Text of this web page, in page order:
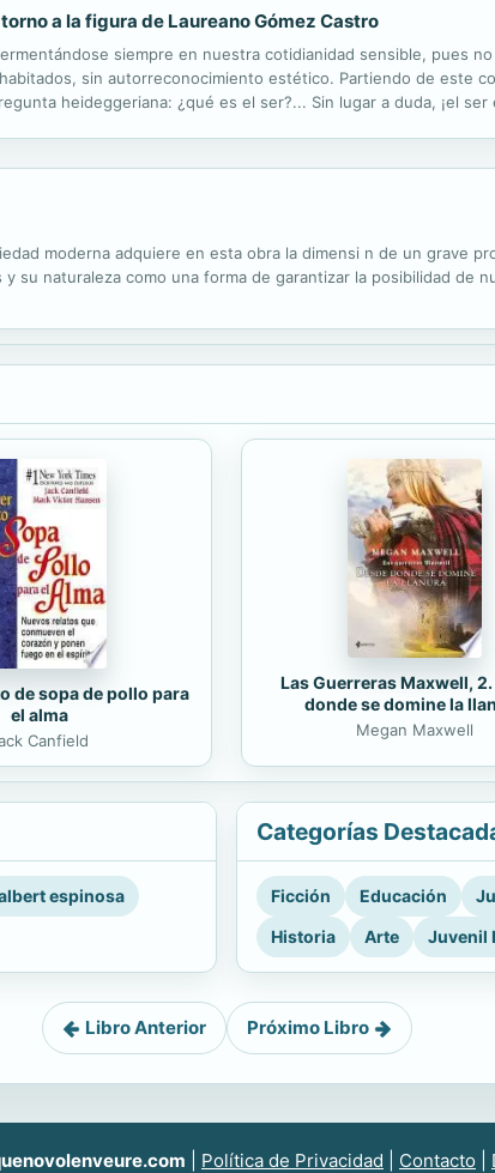
a la figura de Laureano Gómez Castro
siempre en nuestra cotidianidad sensible, pues
sin autorreconocimiento estético. Partiendo de este
heideggeriana: ¿qué es el ser?... Sin lugar a duda, ¡el
moderna adquiere en esta obra la dimensi n de un grave
su naturaleza como una forma de garantizar la posibilidad de
de sopa de pollo para
el alma
Canfield
Las Guerreras Maxwell, 2.
donde se domine la
Megan Maxwell
espinosa
Categorías
Ficción Educación
Historia
Arte Juvenil
Libro Anterior Próximo Libro
Política de Privacidad Contacto